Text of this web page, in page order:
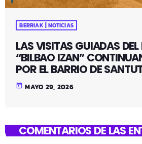
BERRIAK | NOTICIAS
LAS VISITAS GUIADAS
“BILBAO IZAN”
POR EL BARRIO DE
today MAYO 29, 2026
COMENTARIOS DE LAS